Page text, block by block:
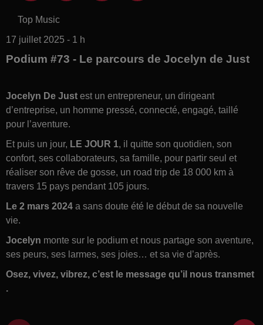
Top Music
17 juillet 2025 - 1 h
Podium #73 - Le parcours de Jocelyn de Just
Jocelyn De Just est un entrepreneur, un dirigeant
d’entreprise, un homme pressé, connecté, engagé, taillé
pour l’aventure.
Et puis un jour, LE JOUR 1, il quitte son quotidien, son
confort, ses collaborateurs, sa famille, pour partir seul et
réaliser son rêve de gosse, un road trip de 18 000 km à
travers 15 pays pendant 105 jours.
Le 2 mars 2024 a sans doute été le début de sa nouvelle
vie.
Jocelyn monte sur le podium et nous partage son aventure,
ses peurs, ses larmes, ses joies… et sa vie d’après.
Osez, vivez, vibrez, c’est le message qu’il nous transmet
.